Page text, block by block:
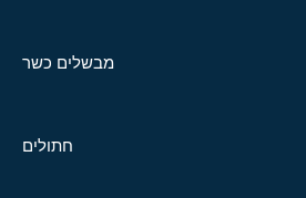
מבשלים כשר
חתולים